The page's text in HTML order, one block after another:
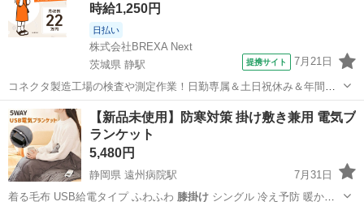
時給1,250円
日払い
株式会社BREXA Next
茨城県 静駅
提携サイト 7月21日
コネクタ製造工場の検査や測定作業！日勤専属＆土日祝休み＆年間休
日128日★クリーンルーム内作業★マイカー通勤OK＆無料駐車場あり
★就業先食堂利用可！日払い制度あり！《茨城県常陸大宮市》 人気の
工場のお仕事 ◇コネクタ製造工...
茨城 常陸大宮市 静駅 その他
【新品未使用】防寒対策 掛け敷き兼用 電気ブ
ランケット
5,480円
静岡県 遠州病院駅
7月31日
着る毛布 USB給電タイプ ふわふわ 膝掛けシングル 冷え予防 暖かい